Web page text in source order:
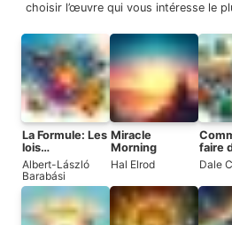
choisir l’œuvre qui vous intéresse le
La Formule: Les
lois
universelles du
succès
Albert-László
Barabási
Miracle
Morning
Hal Elrod
faire
Dale